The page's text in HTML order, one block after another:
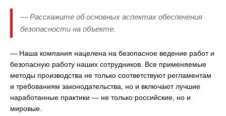
— Расскажите об основных аспектах обеспечения
безопасности на объекте.
— Наша компания нацелена на безопасное ведение работ и
безопасную работу наших сотрудников. Все применяемые
методы производства не только соответствуют регламентам
и требованиям законодательства, но и включают лучшие
наработанные практики — не только российские, но и
мировые.